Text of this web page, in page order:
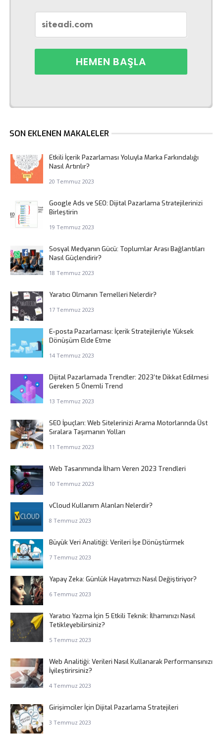
SON EKLENEN MAKALELER
Etkili İçerik Pazarlaması Yoluyla Marka Farkındalığı
Nasıl Artırılır?
20 Temmuz 2023
Google Ads ve SEO: Dijital Pazarlama Stratejilerinizi
Birleştirin
19 Temmuz 2023
Sosyal Medyanın Gücü: Toplumlar Arası Bağlantıları
Nasıl Güçlendirir?
18 Temmuz 2023
Yaratıcı Olmanın Temelleri Nelerdir?
17 Temmuz 2023
E-posta Pazarlaması: İçerik Stratejileriyle Yüksek
Dönüşüm Elde Etme
14 Temmuz 2023
Dijital Pazarlamada Trendler: 2023’te Dikkat Edilmesi
Gereken 5 Önemli Trend
13 Temmuz 2023
SEO İpuçları: Web Sitelerinizi Arama Motorlarında Üst
Sıralara Taşımanın Yolları
11 Temmuz 2023
Web Tasarımında İlham Veren 2023 Trendleri
10 Temmuz 2023
vCloud Kullanım Alanları Nelerdir?
8 Temmuz 2023
Büyük Veri Analitiği: Verileri İşe Dönüştürmek
7 Temmuz 2023
Yapay Zeka: Günlük Hayatımızı Nasıl Değiştiriyor?
6 Temmuz 2023
Yaratıcı Yazma İçin 5 Etkili Teknik: İlhamınızı Nasıl
Tetikleyebilirsiniz?
5 Temmuz 2023
Web Analitiği: Verileri Nasıl Kullanarak Performansınızı
İyileştirirsiniz?
4 Temmuz 2023
Girişimciler İçin Dijital Pazarlama Stratejileri
3 Temmuz 2023